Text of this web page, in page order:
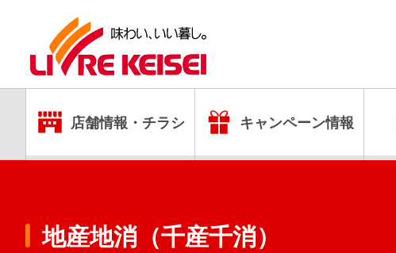
店舗情報・チラシ キャンペーン情報
地産地消（千産千消）